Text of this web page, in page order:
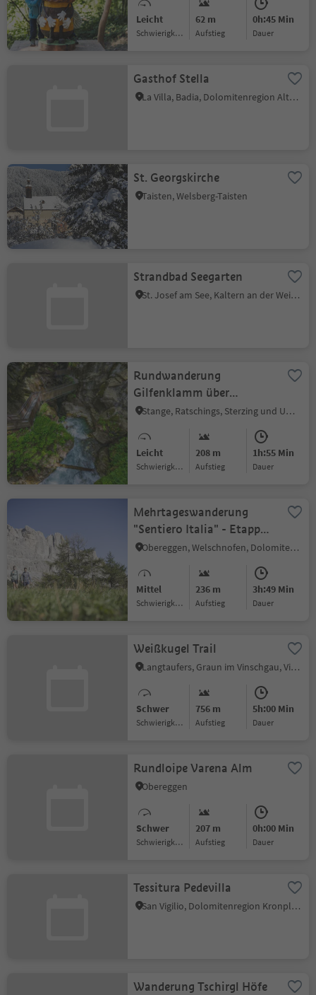
Leicht
Schwierigkeitsgrad
62 m
Aufstieg
0h:45 Min
Dauer
Gasthof Stella
La Villa, Badia, Dolomitenregion Alta Badia
St. Georgskirche
Taisten, Welsberg-Taisten
Strandbad Seegarten
St. Josef am See, Kaltern an der Weinstraße, Südtiroler Weinstraße
Rundwanderung
Gilfenklamm über
Pardaun
Stange, Ratschings, Sterzing und Umgebung
Leicht
Schwierigkeitsgrad
208 m
Aufstieg
1h:55 Min
Dauer
Mehrtageswanderung
"Sentiero Italia" - Etappe:
Kölner Hütte-St. Zyprian
Obereggen, Welschnofen, Dolomitenregion Eggental
Mittel
Schwierigkeitsgrad
236 m
Aufstieg
3h:49 Min
Dauer
Weißkugel Trail
Langtaufers, Graun im Vinschgau, Vinschgau
Schwer
Schwierigkeitsgrad
756 m
Aufstieg
5h:00 Min
Dauer
Rundloipe Varena Alm
Obereggen
Schwer
Schwierigkeitsgrad
207 m
Aufstieg
0h:00 Min
Dauer
Tessitura Pedevilla
San Vigilio, Dolomitenregion Kronplatz
Wanderung Tschirgl Höfe